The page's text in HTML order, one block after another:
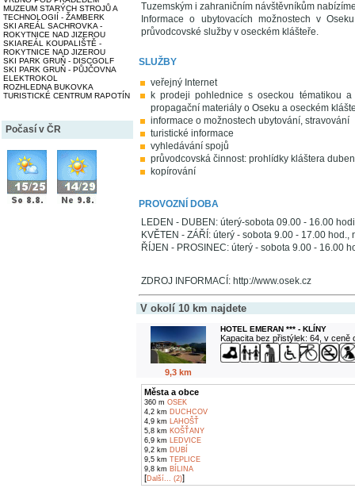
MUZEUM STARÝCH STROJŮ A
TECHNOLOGIÍ - ŽAMBERK
SKI AREÁL SACHROVKA -
ROKYTNICE NAD JIZEROU
SKIAREÁL KOUPALIŠTĚ -
ROKYTNICE NAD JIZEROU
SKI PARK GRUŇ - DISCGOLF
SKI PARK GRUŇ - PŮJČOVNA
ELEKTROKOL
ROZHLEDNA BUKOVKA
TURISTICKÉ CENTRUM RAPOTÍN
Počasí v ČR
Tuzemským i zahraničním návštěvníkům
Informace o ubytovacích možnostech v
průvodcovské služby v oseckém klášteře.
SLUŽBY
veřejný Internet
k prodeji pohlednice s oseckou tématikou
propagační materiály o Oseku a oseckém
informace o možnostech ubytování, stravování
turistické informace
vyhledávání spojů
průvodcovská činnost: prohlídky kláštera
kopírování
PROVOZNÍ DOBA
LEDEN - DUBEN: úterý-sobota 09.00 - 16.00
KVĚTEN - ZÁŘÍ: úterý - sobota 9.00 - 17.00
ŘÍJEN - PROSINEC: úterý - sobota 9.00 - 16.00
ZDROJ INFORMACÍ: http://www.osek.cz
V okolí 10 km najdete
9,3 km
HOTEL EMERAN *** - KLÍNY
Kapacita bez přistýlek: 64, v ceně
Města a obce
360 m OSEK
4,2 km DUCHCOV
4,9 km LAHOŠŤ
5,8 km KOŠŤANY
6,9 km LEDVICE
9,2 km DUBÍ
9,5 km TEPLICE
9,8 km BÍLINA
[Další... (2)]